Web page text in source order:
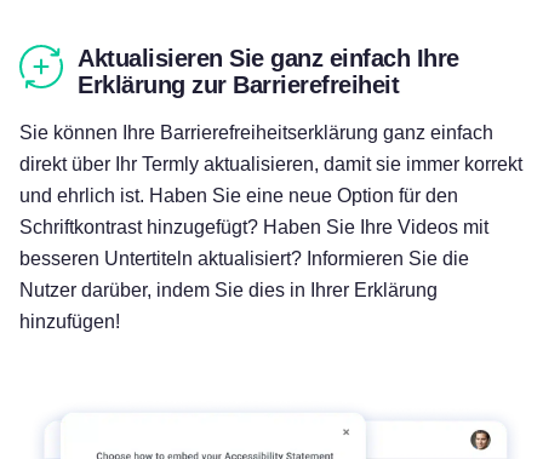
Aktualisieren Sie ganz einfach Ihre
Erklärung zur Barrierefreiheit
Sie können Ihre Barrierefreiheitserklärung ganz einfach
direkt über Ihr Termly aktualisieren, damit sie immer korrekt
und ehrlich ist. Haben Sie eine neue Option für den
Schriftkontrast hinzugefügt? Haben Sie Ihre Videos mit
besseren Untertiteln aktualisiert? Informieren Sie die
Nutzer darüber, indem Sie dies in Ihrer Erklärung
hinzufügen!